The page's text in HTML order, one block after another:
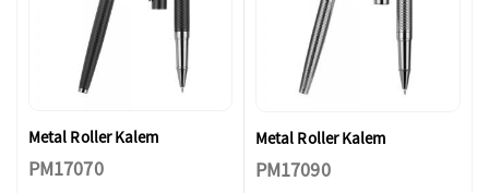
Metal Roller Kalem
PM17070
Metal Roller Kalem
PM17090